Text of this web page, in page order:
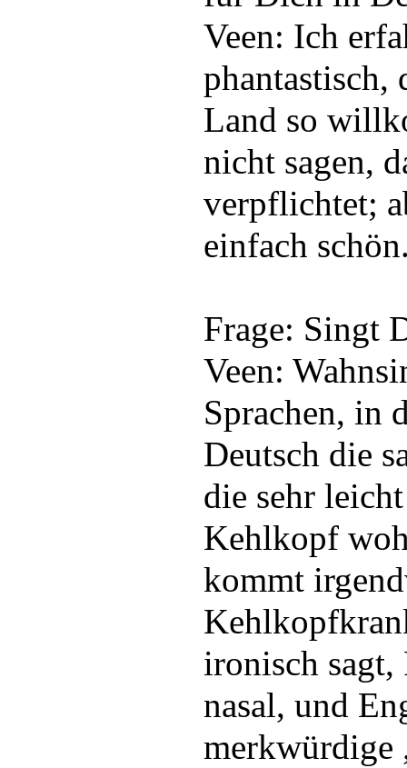
Veen: Ich
phantastisch,
Land so
nicht sagen,
verpflichtet;
einfach
Frage: Singt
Veen:
Sprachen, in
Deutsch die
die sehr
Kehlkopf
kommt
ironisch sagt,
nasal, und
merkwürdige